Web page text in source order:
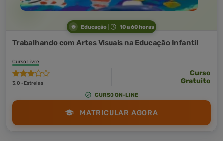
Educação 10 a 60 horas
Trabalhando com Artes Visuais na Educação Infantil
Curso Livre
3,0 · Estrelas
Curso
Gratuito
CURSO ON-LINE
MATRICULAR AGORA